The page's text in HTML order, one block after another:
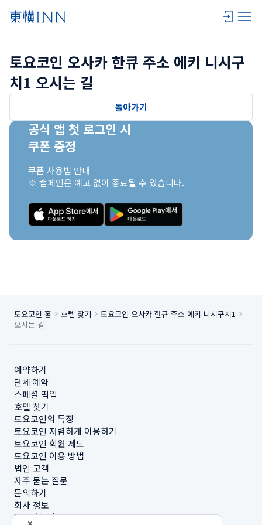
토요코인 오사카 한큐 주소 에키 니시구
치1 오시는 길
돌아가기
공식 앱 첫 로그인 시
쿠폰 증정
쿠폰 사용법 안내
※ 캠페인은 예고 없이 종료될 수 있습니다.
토요코인 홈 호텔 찾기
토요코인 오사카 한큐 주소 에키 니시구치1
오시는 길
예약하기
단체 예약
스페셜 픽업
호텔 찾기
토요코인의 특징
토요코인 저렴하게 이용하기
토요코인 회원 제도
토요코인 이용 방법
법인 고객
자주 묻는 질문
문의하기
회사 정보
지속가능성